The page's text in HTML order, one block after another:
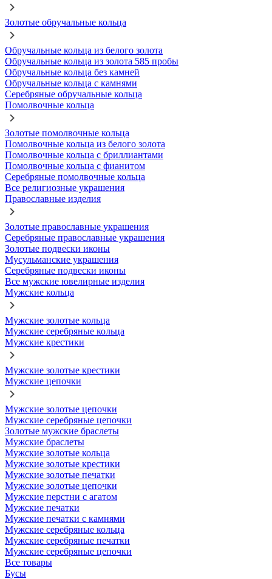
Золотые обручальные кольца
Обручальные кольца из белого золота
Обручальные кольца из золота 585 пробы
Обручальные кольца без камней
Обручальные кольца с камнями
Серебряные обручальные кольца
Помолвочные кольца
Золотые помолвочные кольца
Помолвочные кольца из белого золота
Помолвочные кольца с бриллиантами
Помолвочные кольца с фианитом
Серебряные помолвочные кольца
Все религиозные украшения
Православные изделия
Золотые православные украшения
Серебряные православные украшения
Золотые подвески иконы
Мусульманские украшения
Серебряные подвески иконы
Все мужские ювелирные изделия
Мужские кольца
Мужские золотые кольца
Мужские серебряные кольца
Мужские крестики
Мужские золотые крестики
Мужские цепочки
Мужские золотые цепочки
Мужские серебряные цепочки
Золотые мужские браслеты
Мужские браслеты
Мужские золотые кольца
Мужские золотые крестики
Мужские золотые печатки
Мужские золотые цепочки
Мужские перстни с агатом
Мужские печатки
Мужские печатки с камнями
Мужские серебряные кольца
Мужские серебряные печатки
Мужские серебряные цепочки
Все товары
Бусы